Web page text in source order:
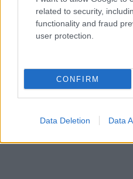
related to security,
functionality and fraud
user protection.
CONFIRM
Data Deletion Data